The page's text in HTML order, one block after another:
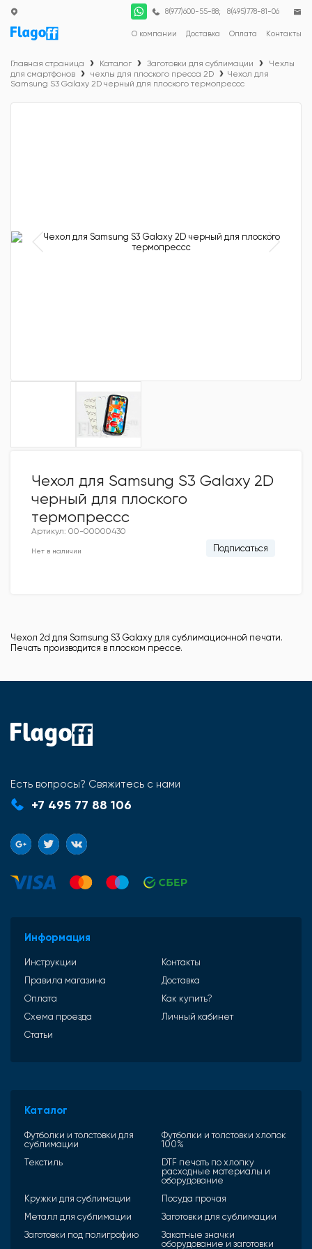
О компании Доставка Оплата Контакты
8(977)600-55-88; 8(495)778-81-06
Главная страница Каталог Заготовки для сублимации
Чехлы
для смартфонов
чехлы для плоского пресса 2D
Чехол для
Samsung S3 Galaxy 2D черный для плоского термопрессc
Чехол для Samsung S3 Galaxy 2D
черный для плоского
термопрессc
Артикул: 00-00000430
Нет в наличии Подписаться
Чехол 2d для Samsung S3 Galaxy для сублимационной печати.
Печать производится в плоском прессе.
Есть вопросы? Свяжитесь с нами
+7 495 77 88 106
Информация
Инструкции
Контакты
Правила магазина
Доставка
Оплата
Как купить?
Схема проезда
Личный кабинет
Статьи
Каталог
Футболки и толстовки для
сублимации
Футболки и толстовки хлопок
100%
Текстиль
DTF печать по хлопку
расходные материалы и
оборудование
Кружки для сублимации
Посуда прочая
Металл для сублимации
Заготовки для сублимации
Заготовки под полиграфию
Закатные значки
оборудование и заготовки